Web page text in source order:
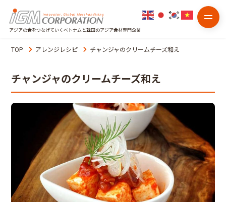
アジアの食をつなげていくベトナムと韓国のアジア食材専門企業
TOP アレンジレシピ チャンジャのクリームチーズ和え
チャンジャのクリームチーズ和え